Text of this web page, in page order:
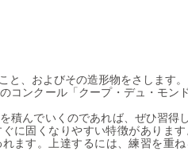
と、およびその造形物をさします。
コンクール「クープ・デュ・モン
積んでいくのであれば、ぜひ習
に固くなりやすい特徴がありま
ます。
上達するには、練習を重